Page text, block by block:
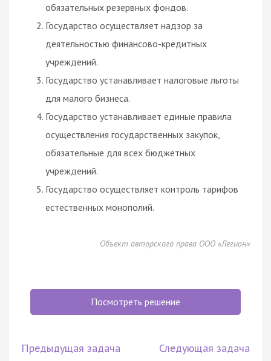
обязательных резервных фондов.
Государство осуществляет надзор за
деятельностью финансово-кредитных
учреждений.
Государство устанавливает налоговые льготы
для малого бизнеса.
Государство устанавливает единые правила
осуществления государственных закупок,
обязательные для всех бюджетных
учреждений.
Государство осуществляет контроль тарифов
естественных монополий.
Объект авторского права ООО «Легион»
Посмотреть решение
Предыдущая задача Следующая задача